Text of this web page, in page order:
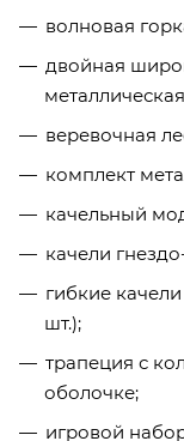
волновая
двойная
веревочная
комплект
качельный
качели
гибкие
шт.);
трапеция с
оболочке;
игровой